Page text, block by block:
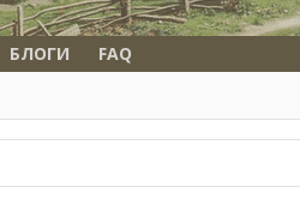
БЛОГИ FAQ